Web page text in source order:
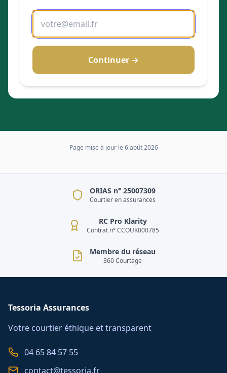
Continuer →
Page mise à jour le 6 août 2026
ORIAS n° 25007309
Courtier en assurances
RC Pro Klarity
Contrat n° CCOUK000785
Membre du réseau
360 Courtage
Tessoria Assurances
Votre courtier éthique et transparent
04 65 84 57 55
contact@tessoria.fr